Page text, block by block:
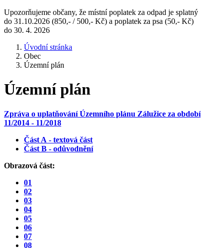
Upozorňujeme občany, že místní poplatek za odpad je splatný
do 31.10.2026 (850,- / 500,- Kč) a poplatek za psa (50,- Kč)
do 30. 4. 2026
Úvodní stránka
Obec
Územní plán
Územní plán
Zpráva o uplatňování Územního plánu Zálužice za období
11/2014 - 11/2018
Část A - textová část
Část B - odůvodnění
Obrazová část:
01
02
03
04
05
06
07
08